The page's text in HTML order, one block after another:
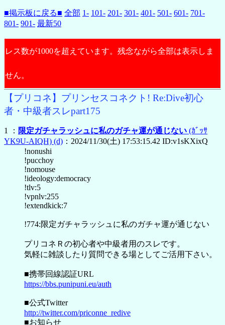
■掲示板に戻る■ 全部 1- 101- 201- 301- 401- 501- 601- 701-
801- 901- 最新50
レス数が1000を超えています。残念ながら全部は表示しま
せん。
【プリコネ】プリンセスコネクト! Re:Dive初心
者・中級者スレpart175
1 ： 限定ガチャラッシュに私のガチャ運が通じない (ｶﾞｯｻ
YK9U-AIQH) (d) ：2024/11/30(土) 17:53:15.42 ID:v1sKXixQ
!nonushi
!pucchoy
!nomouse
!ideology:democracy
!tlv:5
!vpnlv:255
!extendkick:7
!774:限定ガチャラッシュに私のガチャ運が通じない
プリコネＲの初心者や中級者用のスレです。
気軽に雑談したり質問できる場としてご活用下さい。
■携帯回線認証URL
https://bbs.punipuni.eu/auth
■公式Twitter
http://twitter.com/priconne_redive
■お知らせ